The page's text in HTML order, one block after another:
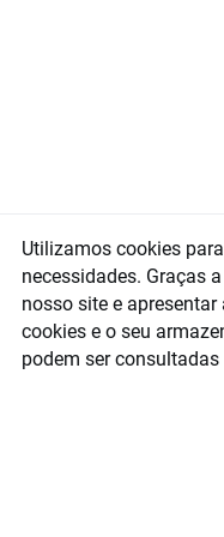
Utilizamos cookies
necessidades. Graças
nosso site e
cookies e o seu
podem ser